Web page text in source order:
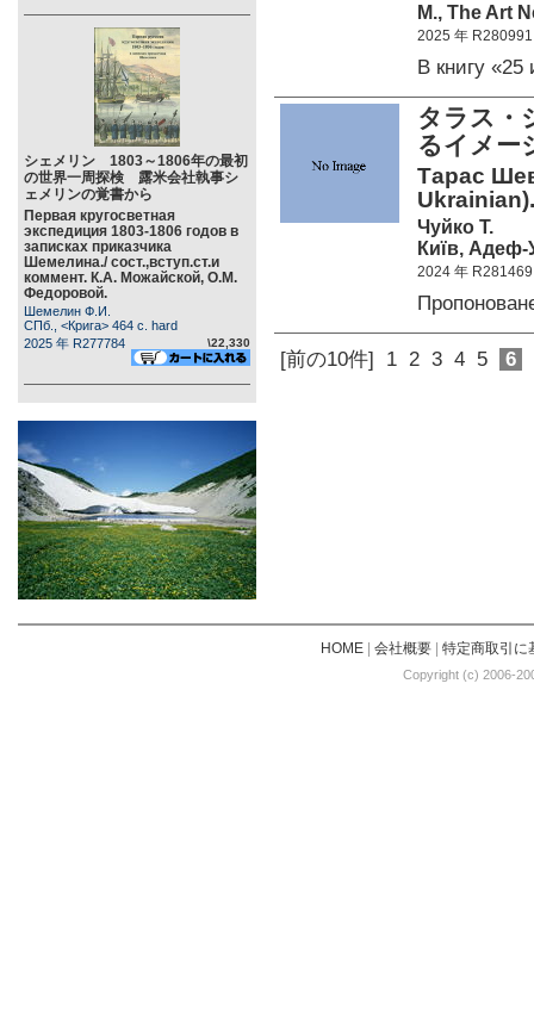
シェメリン 1803～1806年の最初
の世界一周探検 露米会社執事シ
ェメリンの覚書から
Первая кругосветная
экспедиция 1803-1806 годов в
записках приказчика
Шемелина./ сост.,вступ.ст.и
коммент. К.А. Можайской, О.М.
Федоровой.
Шемелин Ф.И.
СПб., <Крига> 464 c. hard
2025 年 R277784
\22,330
М., The Art
2025 年 R280991
В книгу
タラス・
るイメ
Тарас
Ukrainian).
Чуйко Т.
Київ, Адеф-
2024 年 R281469
[前の10件] 1 2 3 4 5 6
HOME| 会社概要| 特定商取引に
Copyright (c) 2006-